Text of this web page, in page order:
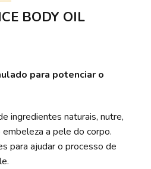
BODY OIL
para potenciar o
ingredientes naturais, nutre,
a pele do corpo.
para ajudar o processo de